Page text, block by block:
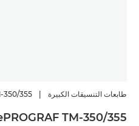
طابعات التنسيقات الكبيرة |
350/355
TM-350/355